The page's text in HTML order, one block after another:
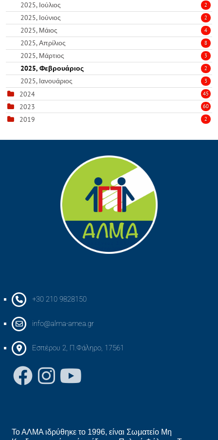
2025, Ιούλιος 2
2025, Ιούνιος 2
2025, Μάιος 4
2025, Απρίλιος 8
2025, Μάρτιος 3
2025, Φεβρουάριος 2
2025, Ιανουάριος 3
2024 45
2023 60
2019 2
+30 210 9828150
info@alma-amea.gr
Εσπέρου 2, Π.Φάληρο, 17561
Το ΑΛΜΑ ιδρύθηκε το 1996, είναι Σωματείο Μη